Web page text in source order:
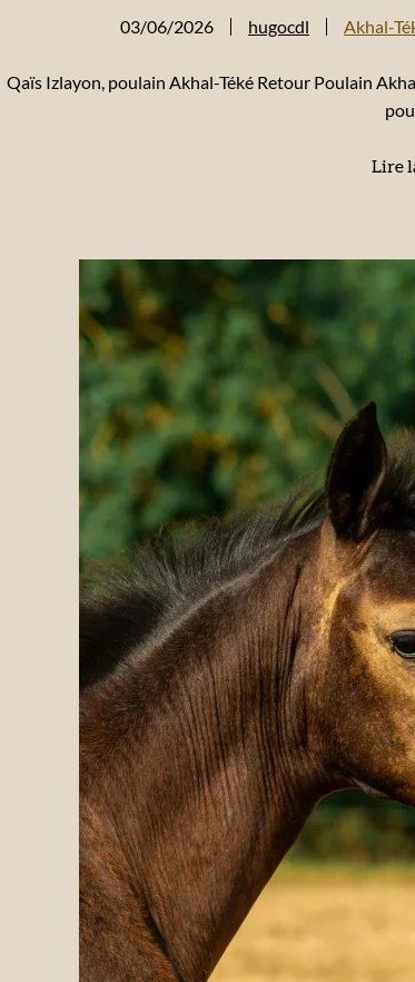
03/06/2026 hugocdl Akhal-
Qaïs Izlayon, poulain Akhal-Téké Retour Poulain
Lire